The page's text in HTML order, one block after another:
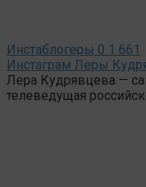
Инстаблогеры 0 1 661
Инстаграм Леры
Лера Кудрявцева —
телеведущая